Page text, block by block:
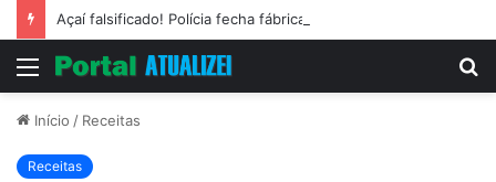
Açaí falsificado! Polícia fecha fábrica em Várzea Grande
Menu
Início / Receitas
Receitas